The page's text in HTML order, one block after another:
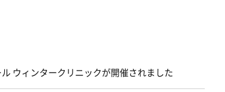
ウィンタークリニックが開催されました